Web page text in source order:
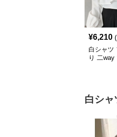
¥6,210
白シャツ
り 二way
白シャ